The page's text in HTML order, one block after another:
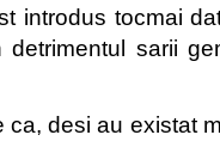
introdus tocmai
sarii
ca, desi au existat